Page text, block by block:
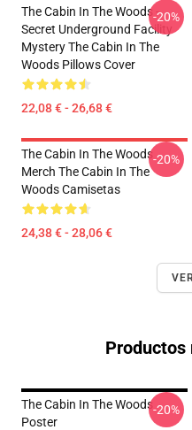
The Cabin In The Woods -
Secret Underground Facility
Mystery The Cabin In The
Woods Pillows Cover
22,08 € - 26,68 €
-20%
The Cabin In The Woods
Merch The Cabin In The
Woods Camisetas
24,38 € - 28,06 €
-20%
Productos
The Cabin In The Woods
Poster
-20%